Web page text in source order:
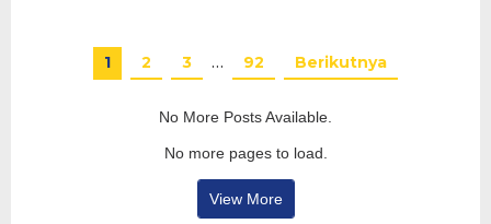
1 2 3 … 92 Berikutnya
No More Posts Available.
No more pages to load.
View More